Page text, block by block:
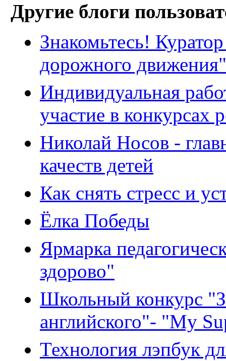
Другие блоги
Знакомьтесь!
дорожного
Индивидуальная
участие в конкурсах
Николай Носов -
качеств детей
Как снять стресс и
Ёлка Победы
Ярмарка
здорово"
Школьный конкурс
английского"- "My
Технология лэпбук